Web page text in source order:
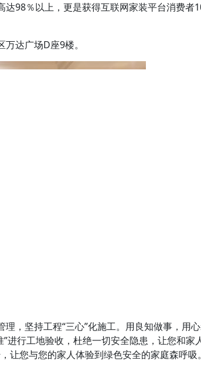
98％以上，更是获得互联网家装平台消费者
达广场D座9楼。
，坚持工程“三心”化施工。用良知做事，用
进行工地验收，杜绝一切安全隐患，让您和家
让您与您的家人体验到绿色安全的家庭森呼吸。